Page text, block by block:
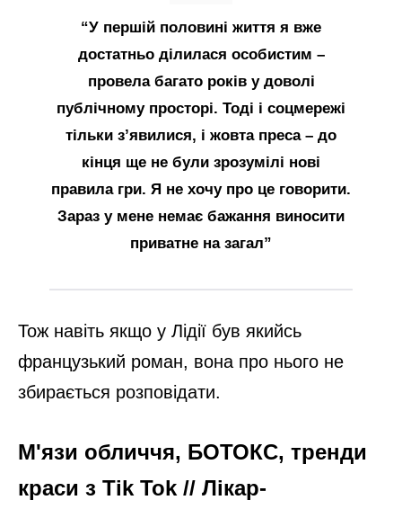
“У першій половині життя я вже
достатньо ділилася особистим –
провела багато років у доволі
публічному просторі. Тоді і соцмережі
тільки з’явилися, і жовта преса – до
кінця ще не були зрозумілі нові
правила гри. Я не хочу про це говорити.
Зараз у мене немає бажання виносити
приватне на загал”
Тож навіть якщо у Лідії був якийсь
французький роман, вона про нього не
збирається розповідати.
М'язи обличчя, БОТОКС, тренди
краси з Tik Tok // Лікар-